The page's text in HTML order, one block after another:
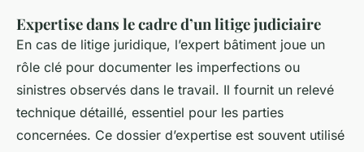
Expertise dans le cadre d’un litige judiciaire
En cas de litige juridique, l’expert bâtiment joue un
rôle clé pour documenter les imperfections ou
sinistres observés dans le travail. Il fournit un relevé
technique détaillé, essentiel pour les parties
concernées. Ce dossier d’expertise est souvent utilisé